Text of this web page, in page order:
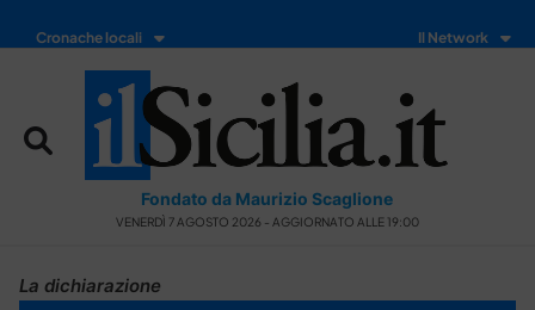
Cronache locali Il Network
Fondato da Maurizio Scaglione
VENERDÌ 7 AGOSTO 2026 - AGGIORNATO ALLE 19:00
La dichiarazione